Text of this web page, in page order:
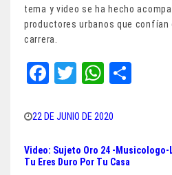
tema y video se ha hecho
productores urbanos que confían
carrera.
Fa
bo
ok
T
tt
er
W
ts
A
pp
22 DE JUNIO DE 2020
Navegación
Video: Sujeto Oro 24 -Musicologo-
Tu Eres Duro Por Tu Casa